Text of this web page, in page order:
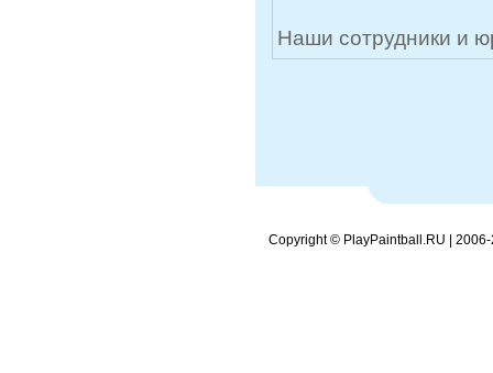
Наши сотрудники и
Copyright © PlayPaintball.RU | 2006-